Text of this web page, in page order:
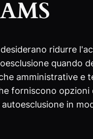
ridurre
quando
amministrative e
forniscono
in